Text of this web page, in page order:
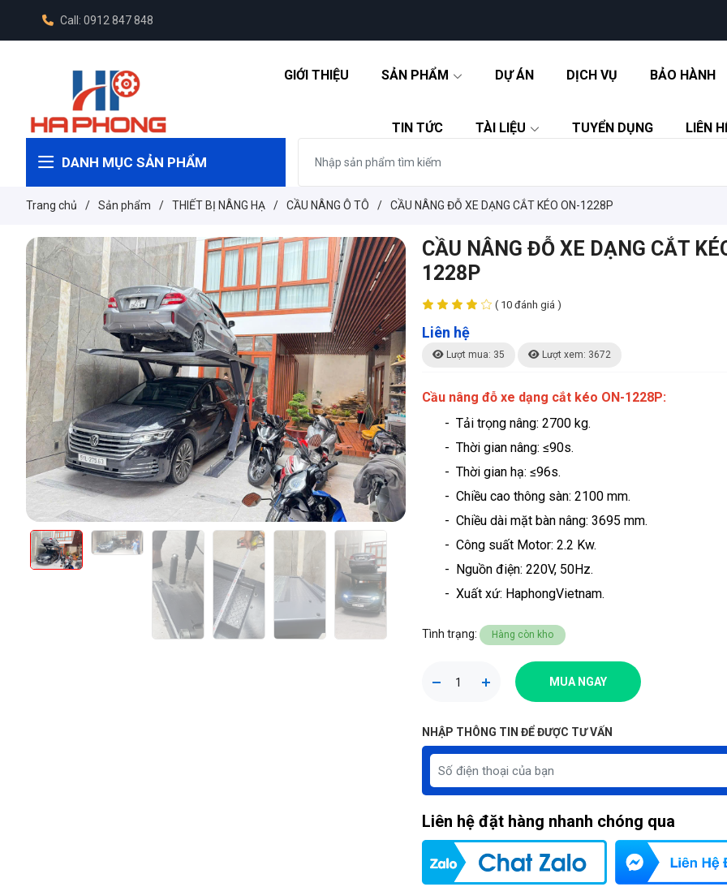
Call: 0912 847 848
GIỚI THIỆU SẢN PHẨM DỰ ÁN DỊCH VỤ BẢO HÀNH
TIN TỨC TÀI LIỆU TUYỂN DỤNG LIÊN
DANH MỤC SẢN PHẨM
Trang chủ / Sản phẩm / THIẾT BỊ NÂNG HẠ / CẦU NÂNG Ô TÔ / CẦU NÂNG ĐỖ XE DẠNG CẮT KÉO ON-1228P
CẦU NÂNG ĐỖ XE DẠNG CẮT
1228P
( 10 đánh giá )
Liên hệ
Lượt mua: 35 Lượt xem: 3672
Cầu nâng đỗ xe dạng cắt kéo ON-1228P:
- Tải trọng nâng: 2700 kg.
- Thời gian nâng: ≤90s.
- Thời gian hạ: ≤96s.
- Chiều cao thông sàn: 2100 mm.
- Chiều dài mặt bàn nâng: 3695 mm.
- Công suất Motor: 2.2 Kw.
- Nguồn điện: 220V, 50Hz.
- Xuất xứ: HaphongVietnam.
Tình trạng: Hàng còn kho
MUA NGAY
NHẬP THÔNG TIN ĐỂ ĐƯỢC TƯ VẤN
Liên hệ đặt hàng nhanh chóng qua